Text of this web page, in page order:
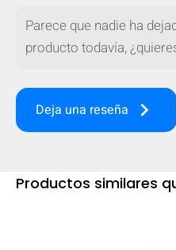
Parece que nadie ha
producto todavía,
Deja una reseña keyboard_arrow_right
Productos similares